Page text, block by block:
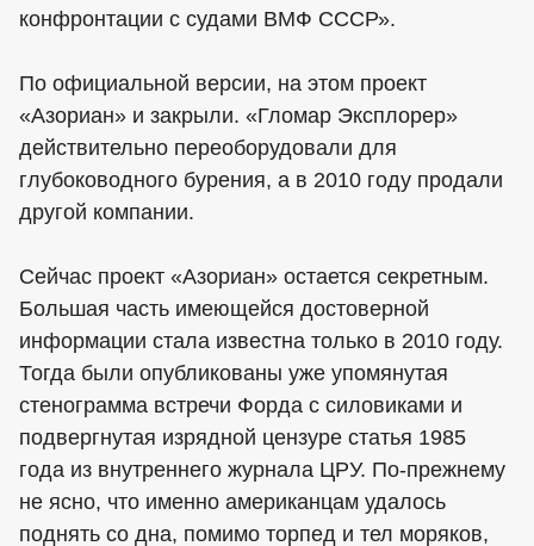
конфронтации с судами ВМФ СССР».
По официальной версии, на этом проект
«Азориан» и закрыли. «Гломар Эксплорер»
действительно переоборудовали для
глубоководного бурения, а в 2010 году продали
другой компании.
Сейчас проект «Азориан» остается секретным.
Большая часть имеющейся достоверной
информации стала известна только в 2010 году.
Тогда были опубликованы уже упомянутая
стенограмма встречи Форда с силовиками и
подвергнутая изрядной цензуре статья 1985
года из внутреннего журнала ЦРУ. По-прежнему
не ясно, что именно американцам удалось
поднять со дна, помимо торпед и тел моряков,